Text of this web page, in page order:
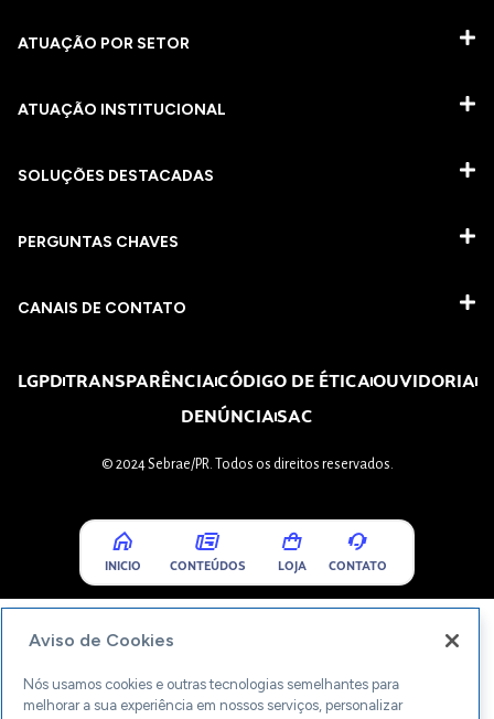
ATUAÇÃO POR SETOR
ATUAÇÃO INSTITUCIONAL
SOLUÇÕES DESTACADAS
PERGUNTAS CHAVES​
CANAIS DE CONTATO
LGPDTRANSPARÊNCIACÓDIGO DE ÉTICAOUVIDORIA
DENÚNCIASAC
© 2024 Sebrae/PR. Todos os direitos reservados.
INICIO CONTEÚDOS LOJA CONTATO
Aviso de Cookies
Nós usamos cookies e outras tecnologias semelhantes para
melhorar a sua experiência em nossos serviços, personalizar